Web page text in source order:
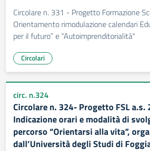
Circolare n. 331 - Progetto Formazione
Orientamento rimodulazione calendari
per il futuro” e “Autoimprenditorialità"
Circolari
circ. n.324
Circolare n. 324- Progetto FSL a.s.
Indicazione orari e modalità di
percorso “Orientarsi alla vita”,
dall’Università degli Studi di